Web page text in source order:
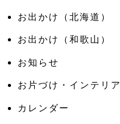
お出かけ（北海道）
お出かけ（和歌山）
お知らせ
お片づけ・インテリア
カレンダー